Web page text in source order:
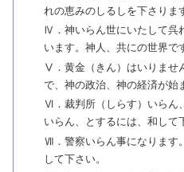
れの恵みのしるしを下さりま
Ⅳ．神いらん世にいたして呉
います。神人、共にの世界で
Ⅴ．黄金（きん）はいりませ
で、神の政治、神の経済が始
Ⅵ．裁判所（しらす）いらん
いらん、とするには、和して
Ⅶ．警察いらん事になります
して下さい。